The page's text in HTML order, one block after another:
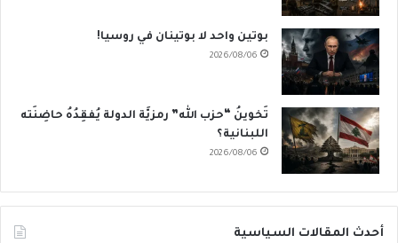
بوتين واحد لا بوتينان في روسيا!
2026/08/06
تَخوينُ “حزب الله” رمزيَّة الدولة يُفقِدُهُ حاضِنَته
اللبنانية؟
2026/08/06
أحدث المقالات السياسية